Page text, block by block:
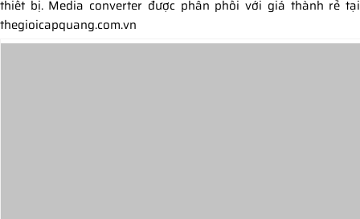
thiết bị. Media converter được phân phối với giá thành rẻ tại
thegioicapquang.com.vn